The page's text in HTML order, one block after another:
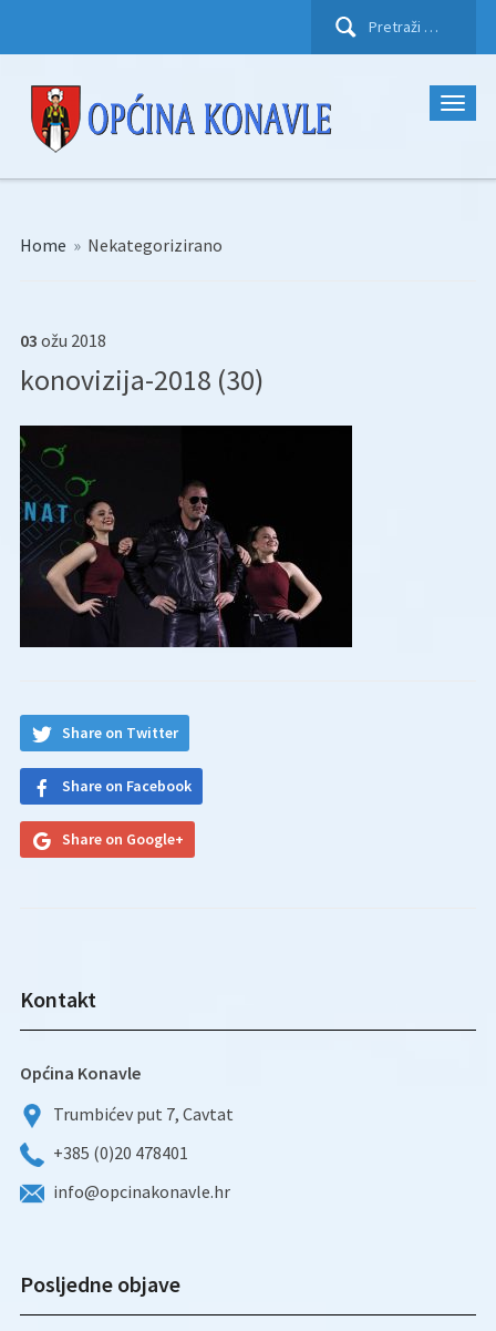
Pretraži:
Home » Nekategorizirano
03 ožu 2018
konovizija-2018 (30)
Share on Twitter
Share on Facebook
Share on Google+
Kontakt
Općina Konavle
Trumbićev put 7, Cavtat
+385 (0)20 478401
info@opcinakonavle.hr
Posljedne objave